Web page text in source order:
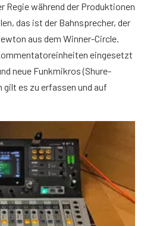
Regie während der Produktionen
das ist der Bahnsprecher, der
aus dem Winner-Circle.
eingesetzt
neue Funkmikros (Shure-
gilt es zu erfassen und auf